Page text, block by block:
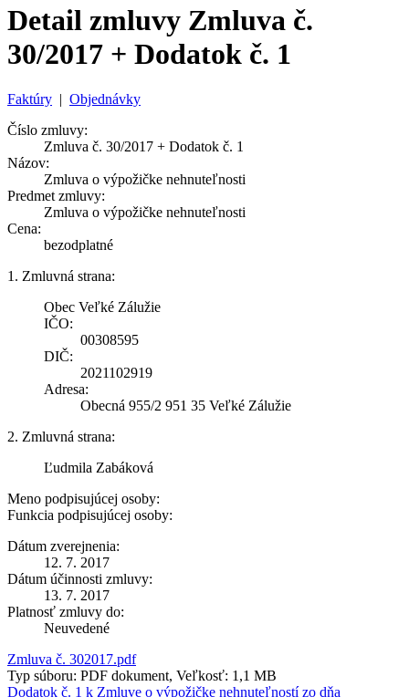
Detail zmluvy Zmluva č.
30/2017 + Dodatok č. 1
Faktúry | Objednávky
Číslo zmluvy:
Zmluva č. 30/2017 + Dodatok č. 1
Názov:
Zmluva o výpožičke nehnuteľnosti
Predmet zmluvy:
Zmluva o výpožičke nehnuteľnosti
Cena:
bezodplatné
1. Zmluvná strana:
Obec Veľké Zálužie
IČO:
00308595
DIČ:
2021102919
Adresa:
Obecná 955/2 951 35 Veľké Zálužie
2. Zmluvná strana:
Ľudmila Zabáková
Meno podpisujúcej osoby:
Funkcia podpisujúcej osoby:
Dátum zverejnenia:
12. 7. 2017
Dátum účinnosti zmluvy:
13. 7. 2017
Platnosť zmluvy do:
Neuvedené
Zmluva č. 302017.pdf
Typ súboru: PDF dokument, Veľkosť: 1,1 MB
Dodatok č. 1 k Zmluve o výpožičke nehnuteľností zo dňa